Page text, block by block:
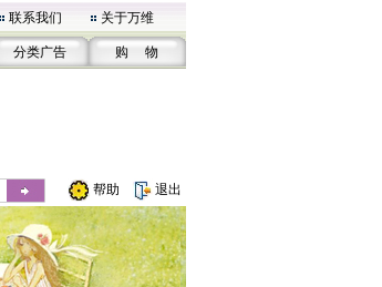
联系我们 关于万维
分类广告 购 物
帮助 退出